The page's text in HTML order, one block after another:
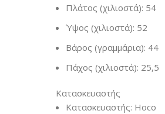
Πλάτος (χιλιοστά): 54
Ύψος (χιλιοστά): 52
Βάρος (γραμμάρια): 44
Πάχος (χιλιοστά): 25,5
Κατασκευαστής
Κατασκευαστής: Hoco